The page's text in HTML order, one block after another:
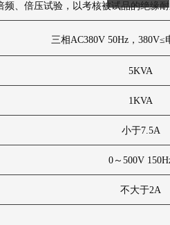
频、倍压试验，以考核被试品的绝缘
三相AC380V 50Hz，380V≤
5KVA
1KVA
小于7.5A
0～500V
不大于2A